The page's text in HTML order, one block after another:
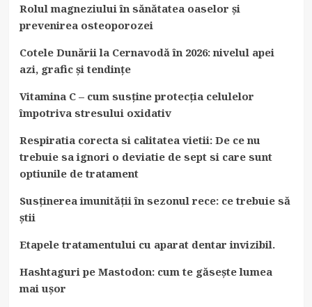
Rolul magneziului în sănătatea oaselor și
prevenirea osteoporozei
Cotele Dunării la Cernavodă în 2026: nivelul apei
azi, grafic și tendințe
Vitamina C – cum susține protecția celulelor
împotriva stresului oxidativ
Respiratia corecta si calitatea vietii: De ce nu
trebuie sa ignori o deviatie de sept si care sunt
optiunile de tratament
Susținerea imunității în sezonul rece: ce trebuie să
știi
Etapele tratamentului cu aparat dentar invizibil.
Hashtaguri pe Mastodon: cum te găsește lumea
mai ușor